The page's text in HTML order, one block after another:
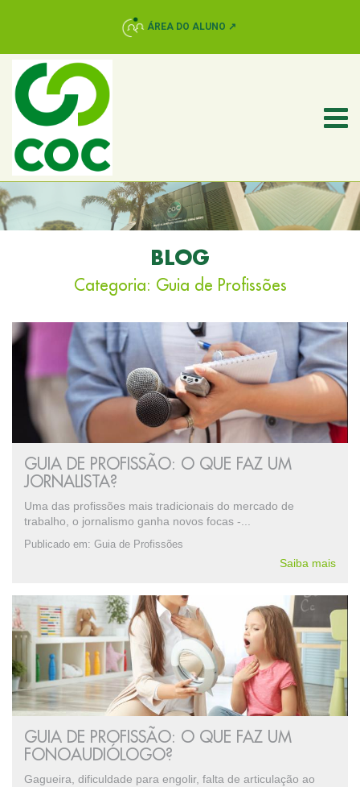
ÁREA DO ALUNO ↗
BLOG
Categoria: Guia de Profissões
GUIA DE PROFISSÃO: O QUE FAZ UM
JORNALISTA?
Uma das profissões mais tradicionais do mercado de
trabalho, o jornalismo ganha novos focas -...
Publicado em: Guia de Profissões
Saiba mais
GUIA DE PROFISSÃO: O QUE FAZ UM
FONOAUDIÓLOGO?
Gagueira, dificuldade para engolir, falta de articulação ao